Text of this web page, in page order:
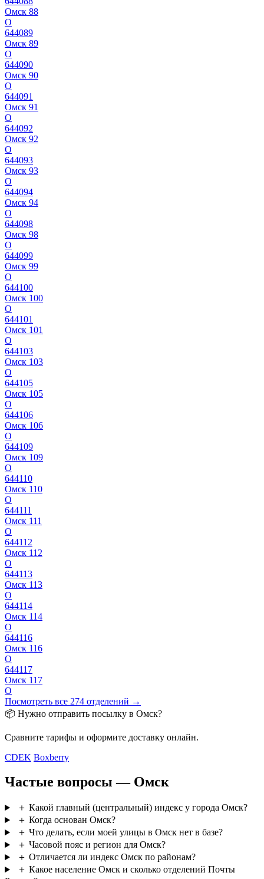
Омск 88
О
644089
Омск 89
О
644090
Омск 90
О
644091
Омск 91
О
644092
Омск 92
О
644093
Омск 93
О
644094
Омск 94
О
644098
Омск 98
О
644099
Омск 99
О
644100
Омск 100
О
644101
Омск 101
О
644103
Омск 103
О
644105
Омск 105
О
644106
Омск 106
О
644109
Омск 109
О
644110
Омск 110
О
644111
Омск 111
О
644112
Омск 112
О
644113
Омск 113
О
644114
Омск 114
О
644116
Омск 116
О
644117
Омск 117
О
Посмотреть все 274 отделений →
📦 Нужно отправить посылку в Омск?
Сравните тарифы и оформите доставку онлайн.
CDEK Boxberry
Частые вопросы — Омск
＋ Какой главный (центральный) индекс у города Омск?
＋ Когда основан Омск?
＋ Что делать, если моей улицы в Омск нет в базе?
＋ Часовой пояс и регион для Омск?
＋ Отличается ли индекс Омск по районам?
＋ Какое население Омск и сколько отделений Почты